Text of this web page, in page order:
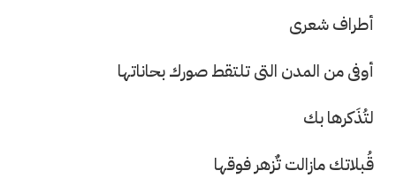
أطراف شعرى
أوفى من المدن التى تلتقط صورك بحاناتها
لتُذَكرها بك
قُبلاتك مازالت تٌزهر فوقها